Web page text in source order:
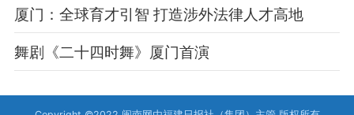
厦门：全球育才引智 打造涉外法律人才高地
舞剧《二十四时舞》厦门首演